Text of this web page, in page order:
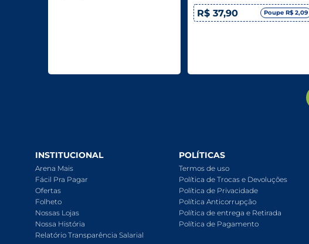
R$ 37,90
Poupe R$ 2,09
INSTITUCIONAL
Arena Mais
Fácil Pra Pagar
Ofertas
Folheto
Nossas Lojas
Nossa História
Relatório Transparência Salarial
POLÍTICAS
Termos de uso
Política de Trocas e Devoluções
Política de Privacidade
Política Anticorrupção
Política de entrega e Retirada
Política de Pagamento